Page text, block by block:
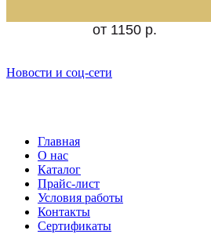
от 1150 р.
Новости и соц-сети
Главная
О нас
Каталог
Прайс-лист
Условия работы
Контакты
Сертификаты